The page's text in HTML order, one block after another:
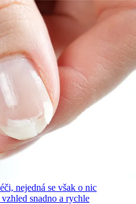
nejedná se však o nic
snadno a rychle